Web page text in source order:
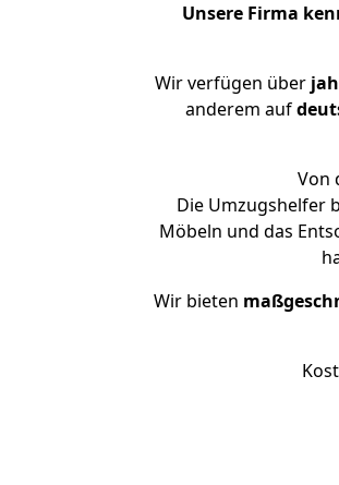
Unsere Firma
Wir verfügen über
anderem auf
Von
Die Umzugshelfer
Möbeln und das
Wir bieten